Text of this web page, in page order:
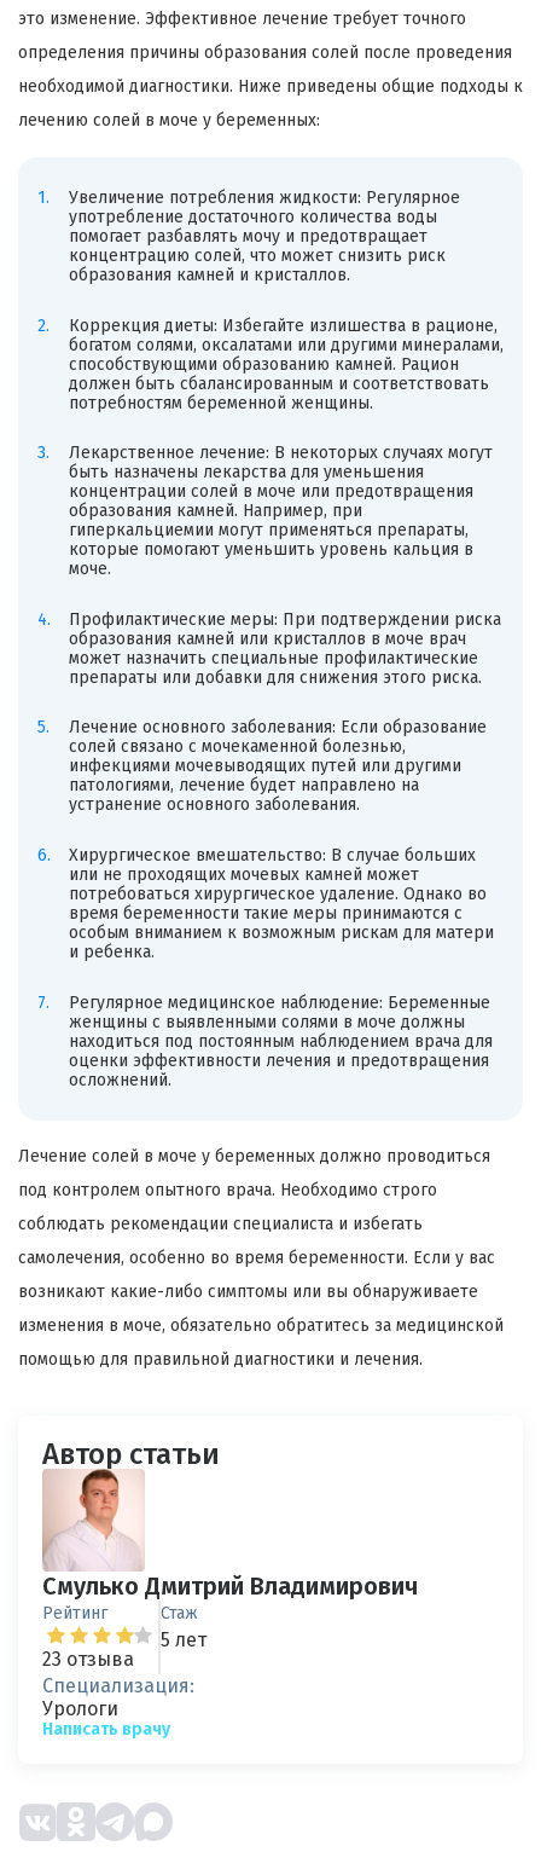
это изменение. Эффективное лечение требует точного
определения причины образования солей после проведения
необходимой диагностики. Ниже приведены общие подходы к
лечению солей в моче у беременных:
Увеличение потребления жидкости: Регулярное
употребление достаточного количества воды
помогает разбавлять мочу и предотвращает
концентрацию солей, что может снизить риск
образования камней и кристаллов.
Коррекция диеты: Избегайте излишества в рационе,
богатом солями, оксалатами или другими минералами,
способствующими образованию камней. Рацион
должен быть сбалансированным и соответствовать
потребностям беременной женщины.
Лекарственное лечение: В некоторых случаях могут
быть назначены лекарства для уменьшения
концентрации солей в моче или предотвращения
образования камней. Например, при
гиперкальциемии могут применяться препараты,
которые помогают уменьшить уровень кальция в
моче.
Профилактические меры: При подтверждении риска
образования камней или кристаллов в моче врач
может назначить специальные профилактические
препараты или добавки для снижения этого риска.
Лечение основного заболевания: Если образование
солей связано с мочекаменной болезнью,
инфекциями мочевыводящих путей или другими
патологиями, лечение будет направлено на
устранение основного заболевания.
Хирургическое вмешательство: В случае больших
или не проходящих мочевых камней может
потребоваться хирургическое удаление. Однако во
время беременности такие меры принимаются с
особым вниманием к возможным рискам для матери
и ребенка.
Регулярное медицинское наблюдение: Беременные
женщины с выявленными солями в моче должны
находиться под постоянным наблюдением врача для
оценки эффективности лечения и предотвращения
осложнений.
Лечение солей в моче у беременных должно проводиться
под контролем опытного врача. Необходимо строго
соблюдать рекомендации специалиста и избегать
самолечения, особенно во время беременности. Если у вас
возникают какие-либо симптомы или вы обнаруживаете
изменения в моче, обязательно обратитесь за медицинской
помощью для правильной диагностики и лечения.
Автор статьи
Смулько Дмитрий Владимирович
Рейтинг
23 отзыва
Стаж
5 лет
Специализация:
Урологи
Написать врачу